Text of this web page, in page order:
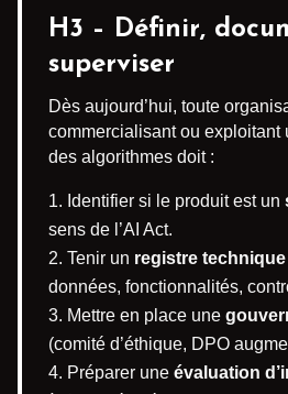
H3 – Définir,
superviser
Dès aujourd’hui, toute
commercialisant ou exploitant
des algorithmes doit :
Identifier si le produit est un
sens de l’AI Act.
Tenir un registre technique
données, fonctionnalités,
Mettre en place une
(comité d’éthique, DPO
Préparer une évaluation